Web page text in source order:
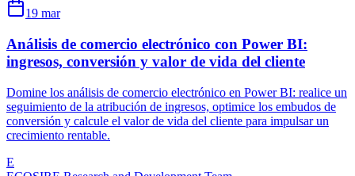
19 mar
Análisis de comercio electrónico con Power BI:
ingresos, conversión y valor de vida del cliente
Domine los análisis de comercio electrónico en Power BI: realice un
seguimiento de la atribución de ingresos, optimice los embudos de
conversión y calcule el valor de vida del cliente para impulsar un
crecimiento rentable.
E